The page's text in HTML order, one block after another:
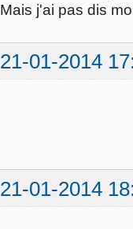
Mais j'ai pas dis
21-01-2014
21-01-2014